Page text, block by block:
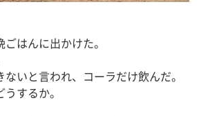
はんに出かけた。
いと言われ、コーラだけ飲んだ。
するか。